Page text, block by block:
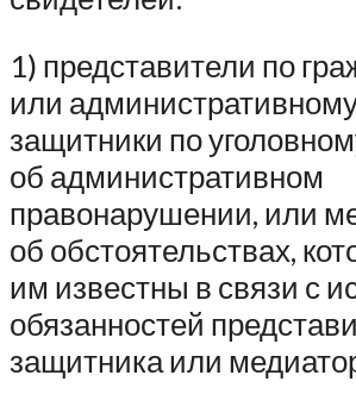
1) представители по
или
защитники по
об административном
правонарушении, или
об обстоятельствах,
им известны в связи с
обязанностей
защитника или